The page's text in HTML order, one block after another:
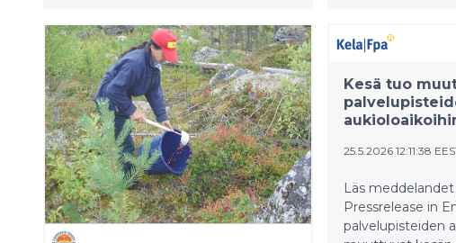
ihmis- ja infektiokammoinen
suomalainen keräilijäkin. Minne viulu
lopulta päätyy, ja millä hinnalla?
koko pelin
paljastavat, mistä
innokkaimmat
Kesä tuo
25.5.2026 12:11:38
Läs meddelandet
Pressrelease in
palvelupisteiden